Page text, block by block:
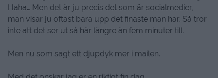
Haha… Men det är ju precis det som är socialmedier,
man visar ju oftast bara upp det finaste man har. Så tror
inte att det ser ut så här längre än fem minuter till.
Men nu som sagt ett djupdyk mer i mailen.